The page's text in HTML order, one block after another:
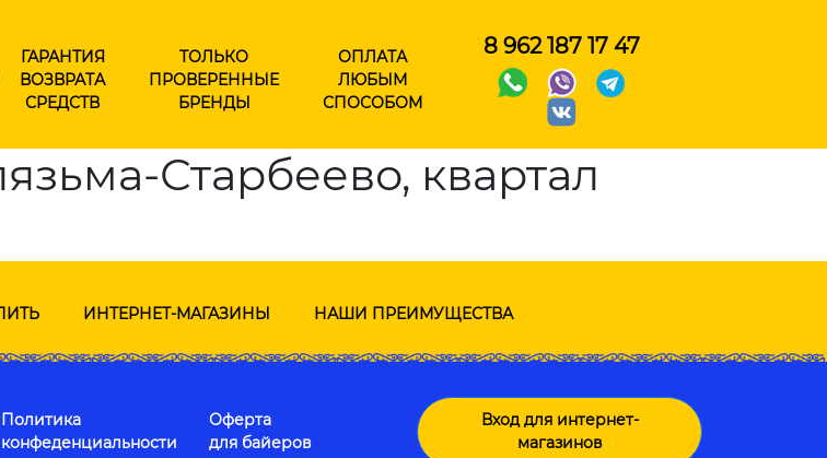
ГАРАНТИЯ
ВОЗВРАТА
СРЕДСТВ
ТОЛЬКО
ПРОВЕРЕННЫЕ
БРЕНДЫ
ОПЛАТА
ЛЮБЫМ
СПОСОБОМ
8 962 187 17 47
Старбеево, квартал
ИНТЕРНЕТ-МАГАЗИНЫ НАШИ ПРЕИМУЩЕСТВА
Политика
конфеденциальности
Оферта
для байеров
Вход для интернет-
магазинов